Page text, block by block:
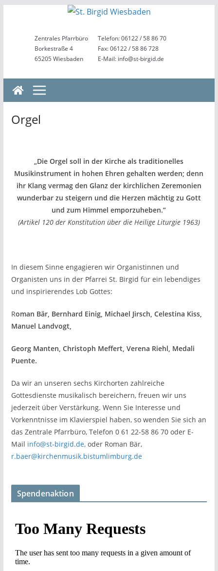
springenZentrales Pfarrbüro
Borkestraße 4
65205 Wiesbaden
Telefon: 06122 / 58 86 70
Fax: 06122 / 58 86 728
E-Mail: info@st-birgid.de
Orgel
„Die Orgel soll in der Kirche als traditionelles
Musikinstrument in hohen Ehren gehalten werden; denn
ihr Klang vermag den Glanz der kirchlichen Zeremonien
wunderbar zu steigern und die Herzen mächtig zu Gott
und zum Himmel emporzuheben.”
(Artikel 120 der Konstitution über die Heilige Liturgie 1963)
In diesem Sinne engagieren wir Organistinnen und
Organisten uns in der Pfarrei St. Birgid für ein lebendiges
und inspirierendes Lob Gottes:
Roman Bär, Bernhard Einig, Michael Jirsch, Celestina Kiss,
Manuel Landvogt,
Georg Manten, Christoph Meffert, Verena Riehl, Medali
Puente.
Da wir an unseren sechs Kirchorten zahlreiche
Gottesdienste musikalisch bereichern, freuen wir uns
jederzeit über Verstärkung. Wenn Sie Interesse und
Vorkenntnisse im Klavierspiel haben, so wenden Sie sich an
das Zentrale Pfarrbüro, Telefon 0 61 22-58 86 70 oder E-
Mail info@st-birgid.de,oder Roman Bär,
r.baer@kirchenmusik.bistumlimburg.de
Spendenaktion